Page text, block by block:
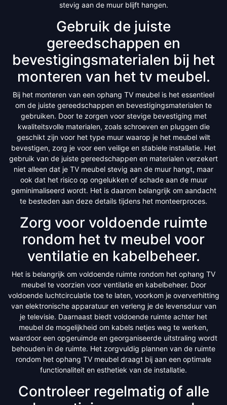
stevig aan de muur blijft hangen.
Gebruik de juiste
gereedschappen en
bevestigingsmaterialen bij het
monteren van het tv meubel.
Bij het monteren van een ophang TV meubel is het essentieel
om de juiste gereedschappen en bevestigingsmaterialen te
gebruiken. Door te zorgen voor stevige bevestiging met
kwaliteitsvolle materialen, zoals schroeven en pluggen die
geschikt zijn voor het type muur waarop je het meubel wilt
bevestigen, zorg je voor een veilige en stabiele installatie. Het
gebruik van de juiste gereedschappen en materialen verzekert
niet alleen dat je TV meubel stevig aan de muur hangt, maar
ook dat het risico op ongelukken of schade aan de muur
geminimaliseerd wordt. Het is daarom belangrijk om aandacht
te besteden aan deze details tijdens het monteerproces.
Zorg voor voldoende ruimte
rondom het tv meubel voor
ventilatie en kabelbeheer.
Het is belangrijk om voldoende ruimte rondom het ophang TV
meubel te voorzien voor ventilatie en kabelbeheer. Door
voldoende luchtcirculatie toe te laten, voorkom je oververhitting
van elektronische apparatuur en verleng je de levensduur van
je televisie. Daarnaast biedt voldoende ruimte achter het
meubel de mogelijkheid om kabels netjes weg te werken,
waardoor een opgeruimde en georganiseerde uitstraling wordt
behouden in de ruimte. Het zorgvuldig plannen van de ruimte
rondom het ophang TV meubel draagt bij aan een optimale
functionaliteit en esthetiek van de installatie.
Controleer regelmatig of alle